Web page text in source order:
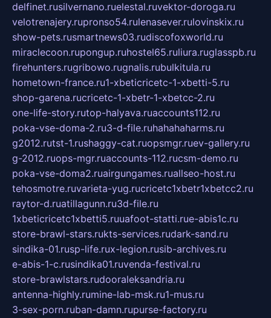
delfinet.rusilvernano.ruelestal.ruvektor-doroga.ru
velotrenajery.rupronso54.rulenasever.rulovinskix.ru
show-pets.rusmartnews03.rudiscofoxworld.ru
miraclecoon.rupongup.ruhostel65.ruliura.ruglasspb.ru
firehunters.rugribowo.rugnalis.rubulkitula.ru
hometown-france.ru1-xbeticricetc-1-xbetti-5.ru
shop-garena.rucricetc-1-xbetr-1-xbetcc-2.ru
one-life-story.rutop-halyava.ruaccounts112.ru
poka-vse-doma-2.ru3-d-file.ruhahahaharms.ru
g2012.rutst-1.rushaggy-cat.ruopsmgr.ruev-gallery.ru
g-2012.ruops-mgr.ruaccounts-112.rucsm-demo.ru
poka-vse-doma2.ruairgungames.ruallseo-host.ru
tehosmotre.ruvarieta-yug.rucricetc1xbetr1xbetcc2.ru
raytor-d.ruatillagunn.ru3d-file.ru
1xbeticricetc1xbetti5.ruuafoot-statti.rue-abis1c.ru
store-brawl-stars.rukts-services.rudark-sand.ru
sindika-01.rusp-life.rux-legion.rusib-archives.ru
e-abis-1-c.rusindika01.ruvenda-festival.ru
store-brawlstars.rudooraleksandria.ru
antenna-highly.rumine-lab-msk.ru1-mus.ru
3-sex-porn.ruban-damn.rupurse-factory.ru